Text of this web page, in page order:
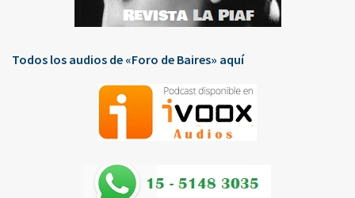
Todos los audios de «Foro de Baires» aquí